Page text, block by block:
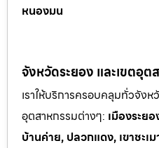
หนองมน
จังหวัดระยอง และเขตอุต
เราให้บริการครอบคลุมทั่วจังห
อุตสาหกรรมต่างๆ: เมืองระย
บ้านค่าย, ปลวกแดง, เขาชะเ